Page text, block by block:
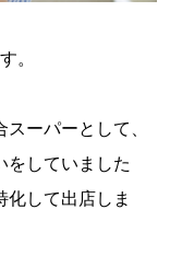
。
ーパーとして、
をしていました
化して出店しま